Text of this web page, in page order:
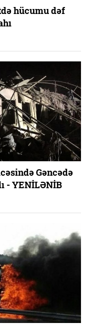
hücumu dəf
Gəncədə
- YENİLƏNİB